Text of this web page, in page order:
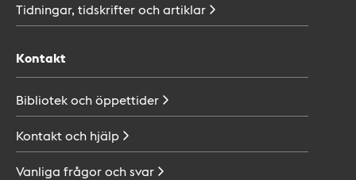
Tidningar, tidskrifter ochartiklar
Kontakt
Bibliotek ochöppettider
Kontakt och hjälp
Vanliga frågor ochsvar